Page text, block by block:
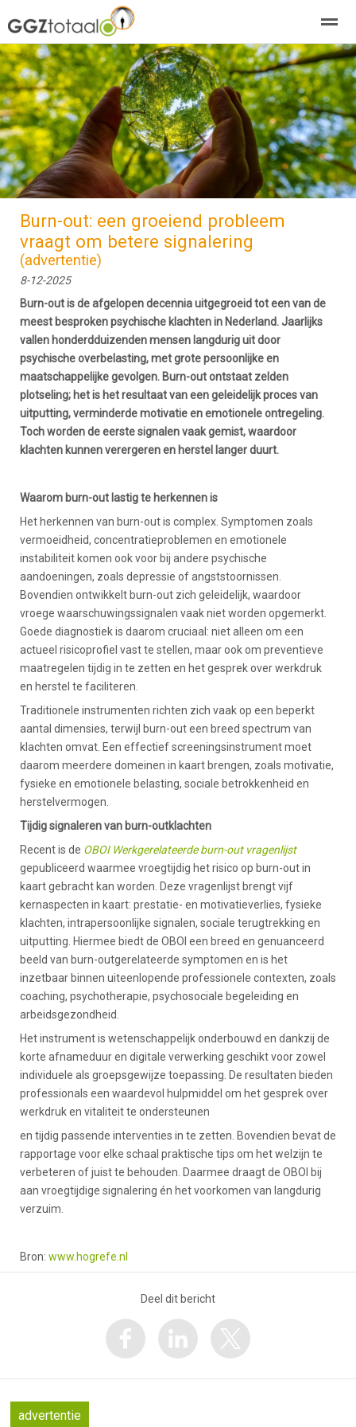
over GGZTotaal abonneren agenda adverteren E-
Home Nieuws Zoeken Pagina's E-
Burn-out: een groeiend probleem
vraagt om betere signalering
(advertentie)
8-12-2025
Burn-out is de afgelopen decennia uitgegroeid tot een van de
meest besproken psychische klachten in Nederland. Jaarlijks
vallen honderdduizenden mensen langdurig uit door
psychische overbelasting, met grote persoonlijke en
maatschappelijke gevolgen. Burn-out ontstaat zelden
plotseling; het is het resultaat van een geleidelijk proces van
uitputting, verminderde motivatie en emotionele ontregeling.
Toch worden de eerste signalen vaak gemist, waardoor
klachten kunnen verergeren en herstel langer duurt.
Waarom burn-out lastig te herkennen is
Het herkennen van burn-out is complex. Symptomen zoals
vermoeidheid, concentratieproblemen en emotionele
instabiliteit komen ook voor bij andere psychische
aandoeningen, zoals depressie of angststoornissen.
Bovendien ontwikkelt burn-out zich geleidelijk, waardoor
vroege waarschuwingssignalen vaak niet worden opgemerkt.
Goede diagnostiek is daarom cruciaal: niet alleen om een
actueel risicoprofiel vast te stellen, maar ook om preventieve
maatregelen tijdig in te zetten en het gesprek over werkdruk
en herstel te faciliteren.
Traditionele instrumenten richten zich vaak op een beperkt
aantal dimensies, terwijl burn-out een breed spectrum van
klachten omvat. Een effectief screeningsinstrument moet
daarom meerdere domeinen in kaart brengen, zoals motivatie,
fysieke en emotionele belasting, sociale betrokkenheid en
herstelvermogen.
Tijdig signaleren van burn-outklachten
Recent is de OBOI Werkgerelateerde burn-out vragenlijst
gepubliceerd waarmee vroegtijdig het risico op burn-out in
kaart gebracht kan worden. Deze vragenlijst brengt vijf
kernaspecten in kaart: prestatie- en motivatieverlies, fysieke
klachten, intrapersoonlijke signalen, sociale terugtrekking en
uitputting. Hiermee biedt de OBOI een breed en genuanceerd
beeld van burn-outgerelateerde symptomen en is het
inzetbaar binnen uiteenlopende professionele contexten, zoals
coaching, psychotherapie, psychosociale begeleiding en
arbeidsgezondheid.
Het instrument is wetenschappelijk onderbouwd en dankzij de
korte afnameduur en digitale verwerking geschikt voor zowel
individuele als groepsgewijze toepassing. De resultaten bieden
professionals een waardevol hulpmiddel om het gesprek over
werkdruk en vitaliteit te ondersteunen
en tijdig passende interventies in te zetten. Bovendien bevat de
rapportage voor elke schaal praktische tips om het welzijn te
verbeteren of juist te behouden. Daarmee draagt de OBOI bij
aan vroegtijdige signalering én het voorkomen van langdurig
verzuim.
Bron: www.hogrefe.nl
Deel dit bericht
advertentie